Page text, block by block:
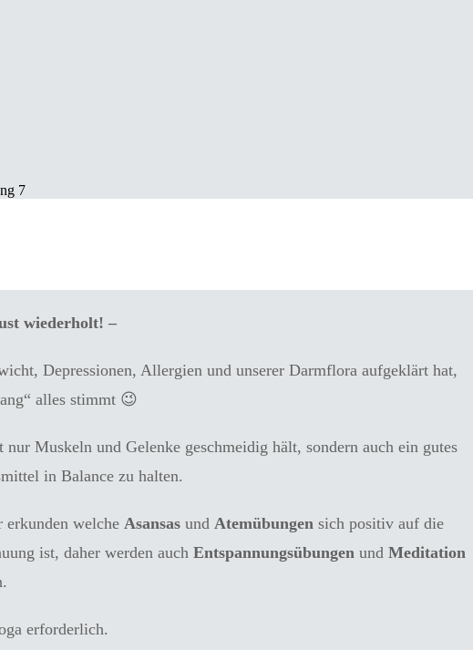
wiederholt! –
Depressionen, Allergien und unserer Darmflora aufgeklärt hat,
alles stimmt 😉
Muskeln und Gelenke geschmeidig hält, sondern auch ein gutes
in Balance zu halten.
erkunden welche Asansas und Atemübungen sich positiv auf die
ist, daher werden auch Entspannungsübungenund Meditation
erforderlich.